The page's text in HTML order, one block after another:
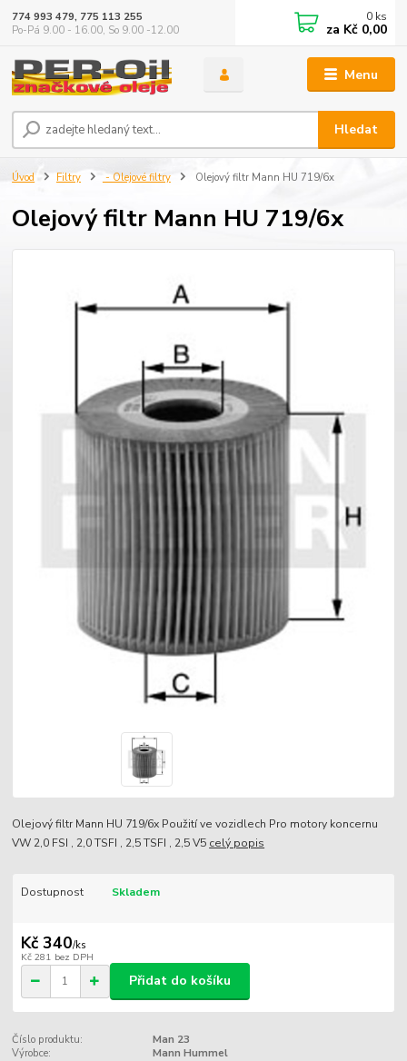
Menu
Hledat
774 993 479, 775 113 255
Po-Pá 9.00 - 16.00, So 9.00 -12.00
0 ks
za Kč 0,00
Úvod Filtry - Olejové filtry Olejový filtr Mann HU 719/6x
Olejový filtr Mann HU 719/6x
Olejový filtr Mann HU 719/6x Použití ve vozidlech Pro motory koncernu
VW 2,0 FSI , 2,0 TSFI , 2,5 TSFI , 2,5 V5 celý popis
Dostupnost Skladem
Kč 340/ks
Kč 281 bez DPH
Přidat do košíku
Číslo produktu:
Man 23
Výrobce:
Mann Hummel